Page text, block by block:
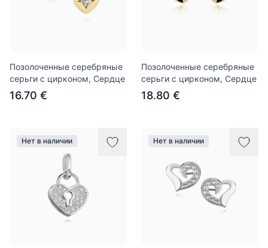
Позолоченные серебряные
серьги с цирконом, Сердце
16.70 €
Позолоченные серебряные
серьги с цирконом, Сердце
18.80 €
Нет в наличии Нет в наличии